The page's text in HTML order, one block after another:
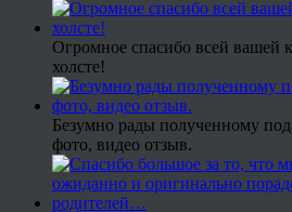
Огромное спасибо всей вашей
холсте!
Безумно рады полученному
фото, видео отзыв.